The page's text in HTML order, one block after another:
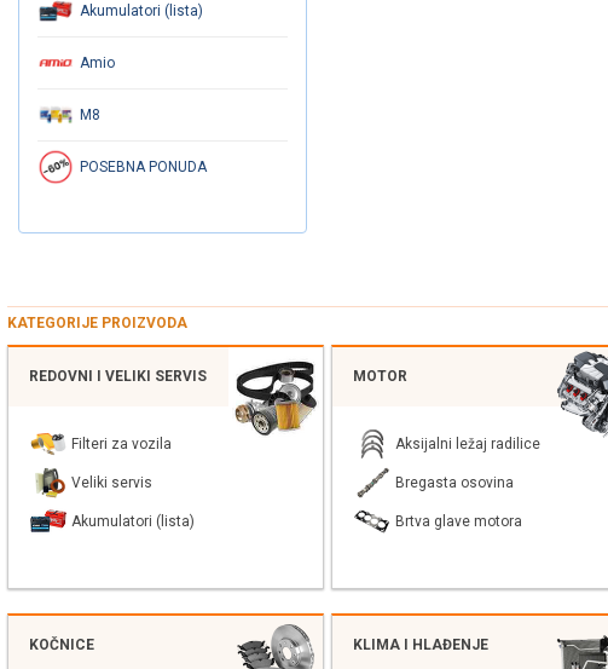
Akumulatori (lista)
Amio
M8
POSEBNA PONUDA
KATEGORIJE PROIZVODA
REDOVNI I VELIKI SERVIS
Filteri za vozila
Veliki servis
Akumulatori (lista)
MOTOR
Aksijalni ležaj radilice
Bregasta osovina
Brtva glave motora
KOČNICE KLIMA I HLAĐENJE